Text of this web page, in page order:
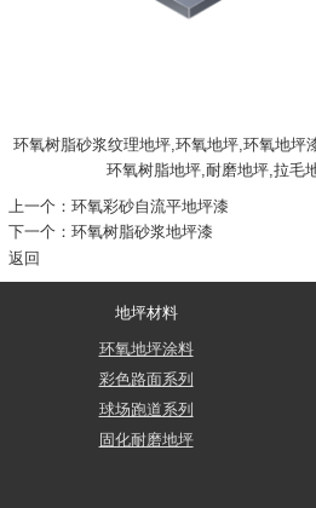
环氧树脂砂浆纹理地坪,环氧地坪,环氧地坪
环氧树脂地坪,耐磨地坪,拉毛
上一个：环氧彩砂自流平地坪漆
下一个：环氧树脂砂浆地坪漆
返回
地坪材料
环氧地坪涂料
彩色路面系列
球场跑道系列
固化耐磨地坪